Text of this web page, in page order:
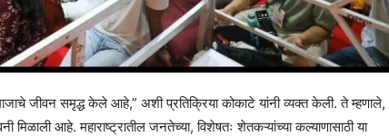
जीवन समृद्ध केले आहे,” अशी प्रतिक्रिया कोकाटे यांनी व्यक्त केली. ते म्हणाले,
मिळाली आहे. महाराष्ट्रातील जनतेच्या, विशेषतः शेतकऱ्यांच्या कल्याणासाठी या